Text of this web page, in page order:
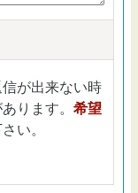
が出来ない時
ります。 希望
い。